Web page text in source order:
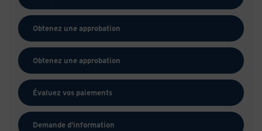
Obtenez une approbation
Obtenez une approbation
Évaluez vos paiements
Demande d'information